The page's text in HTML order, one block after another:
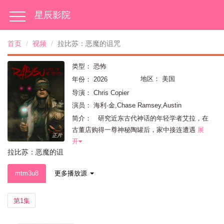
星辰影院
首页 视频 拉比苏：恶魔的诅咒
正片
拉比苏：恶魔的诅
咒
类型：
恐怖
年份：
2026 地区：
美国
导演：
Chris Copier
演员：
海利·金,Chase Ramsey,Austin
Archer,Lindsay Foster
简介： 研究近东古代神话的年轻学者艾拉，在
古董店购得一尊神秘陶罐后，家中接连遭遇 展
开
mtm3u8 更多播放源
第1集